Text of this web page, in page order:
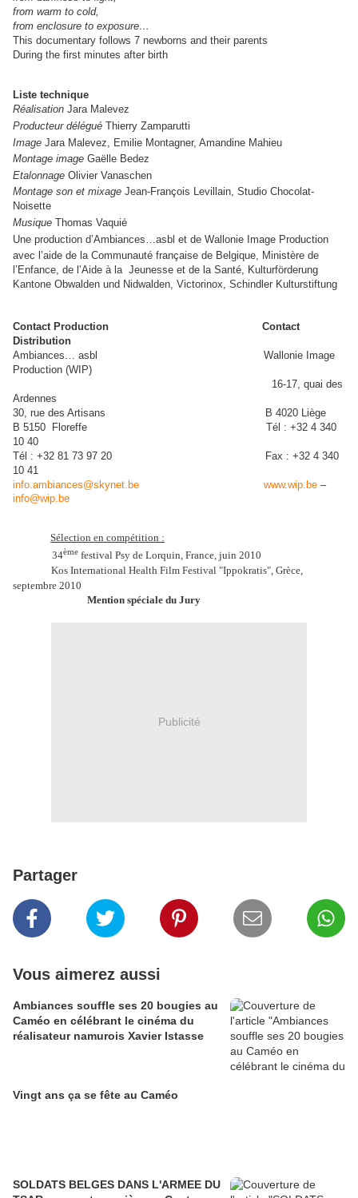
from warm to cold,
from enclosure to exposure…
This documentary follows 7 newborns and their parents
During the first minutes after birth
Liste technique
Réalisation Jara Malevez
Producteur délégué Thierry Zamparutti
Image Jara Malevez, Emilie Montagner, Amandine Mahieu
Montage image Gaëlle Bedez
Etalonnage Olivier Vanaschen
Montage son et mixage Jean-François Levillain, Studio Chocolat-
Noisette
Musique Thomas Vaquié
Une production d’Ambiances…asbl et de Wallonie Image Production
avec l’aide de la Communauté française de Belgique, Ministère de
l’Enfance, de l’Aide à la Jeunesse et de la Santé, Kulturförderung
Kantone Obwalden und Nidwalden, Victorinox, Schindler Kulturstiftung
Contact Production
Contact
Distribution
Ambiances… asbl
Wallonie Image
Production (WIP)
16-17, quai des
Ardennes
30, rue des Artisans
B 4020 Liège
B 5150 Floreffe
Tél : +32 4 340
10 40
Tél : +32 81 73 97 20
Fax : +32 4 340
10 41
info.ambiances@skynet.be
www.wip.be –
info@wip.be
Sélection en compétition :
34ème festival Psy de Lorquin, France, juin 2010
Kos International Health Film Festival "Ippokratis", Grèce,
septembre 2010
Mention spéciale du Jury
Publicité
Partager
Vous aimerez aussi
Ambiances souffle ses 20 bougies au
Caméo en célébrant le cinéma du
réalisateur namurois Xavier Istasse
Vingt ans ça se fête au Caméo
SOLDATS BELGES DANS L'ARMEE DU